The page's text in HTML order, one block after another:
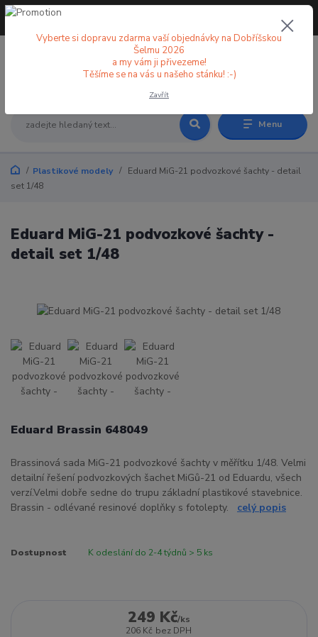
Menu
+420 773 998 582
Plastikové modely
Eduard MiG-21 podvozkové šachty - detail
set 1/48
Eduard MiG-21 podvozkové šachty -
detail set 1/48
Eduard Brassin 648049
Brassinová sada MiG-21 podvozkové šachty v měřítku 1/48. Velmi
detailní řešení podvozkových šachet MiGů-21 od Eduardu, všech
verzí.Velmi dobře sedne do trupu základní plastikové stavebnice.
Brassin - odlévané resinové doplňky s fotolepty. celý popis
Dostupnost K odeslání do 2-4 týdnů > 5 ks
249 Kč/ks
206 Kč bez DPH
Vyberte si dopravu zdarma vaší objednávky na Dobříšskou
Šelmu 2026
a my vám ji přivezeme!
Těšíme se na vás u našeho stánku! :-)
Zavřít